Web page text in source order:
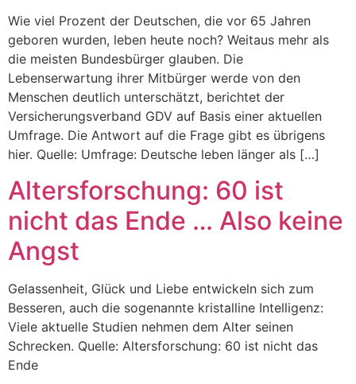
Wie viel Prozent der Deutschen, die vor 65 Jahren
geboren wurden, leben heute noch? Weitaus mehr als
die meisten Bundesbürger glauben. Die
Lebenserwartung ihrer Mitbürger werde von den
Menschen deutlich unterschätzt, berichtet der
Versicherungsverband GDV auf Basis einer aktuellen
Umfrage. Die Antwort auf die Frage gibt es übrigens
hier. Quelle: Umfrage: Deutsche leben länger als […]
Altersforschung: 60 ist
nicht das Ende … Also keine
Angst
Gelassenheit, Glück und Liebe entwickeln sich zum
Besseren, auch die sogenannte kristalline Intelligenz:
Viele aktuelle Studien nehmen dem Alter seinen
Schrecken. Quelle: Altersforschung: 60 ist nicht das
Ende